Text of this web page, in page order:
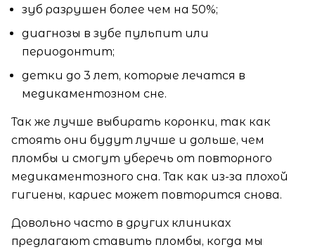
зуб разрушен более чем на 50%;
диагнозы в зубе пульпит или
периодонтит;
детки до 3 лет, которые лечатся в
медикаментозном сне.
Так же лучше выбирать коронки, так как
стоять они будут лучше и дольше, чем
пломбы и смогут уберечь от повторного
медикаментозного сна. Так как из-за плохой
гигиены, кариес может повторится снова.
Довольно часто в других клиниках
предлагают ставить пломбы, когда мы